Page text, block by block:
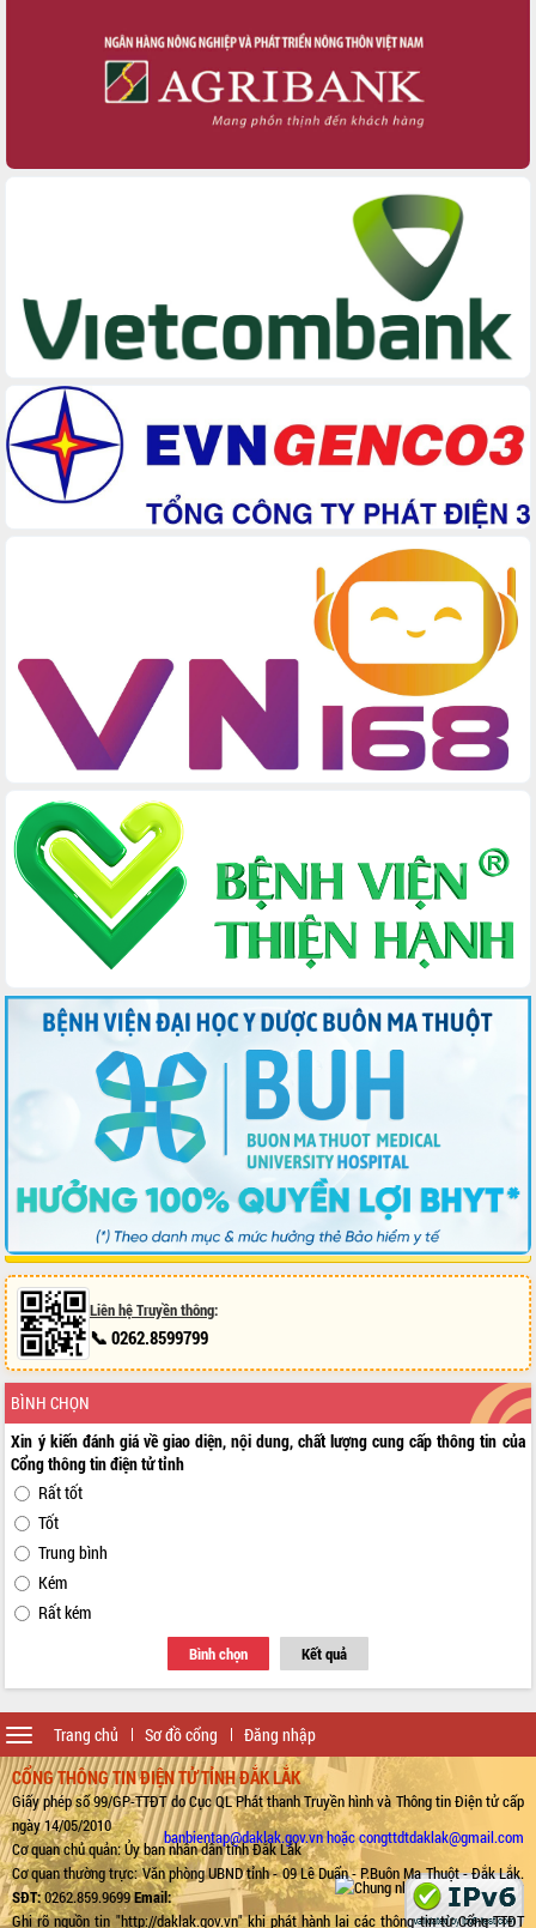
Liên hệ Truyền thông:
📞 0262.8599799
BÌNH CHỌN
Xin ý kiến đánh giá về giao diện, nội dung, chất lượng cung cấp thông tin của
Cổng thông tin điện tử tỉnh
Rất tốt
Tốt
Trung bình
Kém
Rất kém
Bình chọn Kết quả
Trang chủ Sơ đồ cổng Đăng nhập
Toggle
navigation
CỔNG THÔNG TIN ĐIỆN TỬ TỈNH ĐẮK LẮK
Giấy phép số 99/GP-TTĐT do Cục QL Phát thanh Truyền hình và Thông tin Điện tử cấp
ngày 14/05/2010
Cơ quan chủ quản: Ủy ban nhân dân tỉnh Đắk Lắk
Cơ quan thường trực: Văn phòng UBND tỉnh - 09 Lê Duẩn - P.Buôn Ma Thuột - Đắk Lắk.
SĐT:0262.859.9699Email:
banbientap@daklak.gov.vn hoặc congttdtdaklak@gmail.com
Ghi rõ nguồn tin "http://daklak.gov.vn" khi phát hành lại các thông tin từ Cổng TTĐT